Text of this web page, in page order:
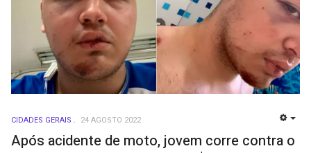
CIDADES GERAIS 24 AGOSTO 2022
Após acidente de moto, jovem corre contra o